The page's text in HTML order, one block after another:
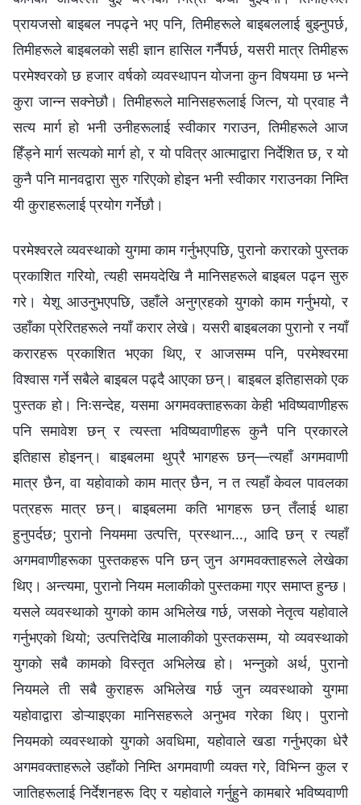
प्रायजसो बाइबल नपढ्ने भए पनि, तिमीहरूले बाइबललाई बुझ्नुपर्छ,
तिमीहरूले बाइबलको सही ज्ञान हासिल गर्नैपर्छ, यसरी मात्र तिमीहरू
परमेश्‍वरको छ हजार वर्षको व्यवस्थापन योजना कुन विषयमा छ भन्‍ने
कुरा जान्न सक्नेछौ। तिमीहरूले मानिसहरूलाई जित्न, यो प्रवाह नै
सत्य मार्ग हो भनी उनीहरूलाई स्वीकार गराउन, तिमीहरूले आज
हिँड्ने मार्ग सत्यको मार्ग हो, र यो पवित्र आत्माद्वारा निर्देशित छ, र यो
कुनै पनि मानवद्वारा सुरु गरिएको होइन भनी स्वीकार गराउनका निम्ति
यी कुराहरूलाई प्रयोग गर्नेछौ।
परमेश्‍वरले व्यवस्थाको युगमा काम गर्नुभएपछि, पुरानो करारको पुस्तक
प्रकाशित गरियो, त्यही समयदेखि नै मानिसहरूले बाइबल पढ्न सुरु
गरे। येशू आउनुभएपछि, उहाँले अनुग्रहको युगको काम गर्नुभयो, र
उहाँका प्रेरितहरूले नयाँ करार लेखे। यसरी बाइबलका पुरानो र नयाँ
करारहरू प्रकाशित भएका थिए, र आजसम्म पनि, परमेश्‍वरमा
विश्‍वास गर्ने सबैले बाइबल पढ्दै आएका छन्। बाइबल इतिहासको एक
पुस्तक हो। निःसन्देह, यसमा अगमवक्ताहरूका केही भविष्यवाणीहरू
पनि समावेश छन् र त्यस्ता भविष्यवाणीहरू कुनै पनि प्रकारले
इतिहास होइनन्। बाइबलमा थुप्रै भागहरू छन्—त्यहाँ अगमवाणी
मात्र छैन, वा यहोवाको काम मात्र छैन, न त त्यहाँ केवल पावलका
पत्रहरू मात्र छन्। बाइबलमा कति भागहरू छन् तँलाई थाहा
हुनुपर्दछ; पुरानो नियममा उत्पत्ति, प्रस्थान…, आदि छन् र त्यहाँ
अगमवाणीहरूका पुस्तकहरू पनि छन् जुन अगमवक्ताहरूले लेखेका
थिए। अन्त्यमा, पुरानो नियम मलाकीको पुस्तकमा गएर समाप्त हुन्छ।
यसले व्यवस्थाको युगको काम अभिलेख गर्छ, जसको नेतृत्व यहोवाले
गर्नुभएको थियो; उत्पत्तिदेखि मालाकीको पुस्तकसम्म, यो व्यवस्थाको
युगको सबै कामको विस्तृत अभिलेख हो। भन्नुको अर्थ, पुरानो
नियमले ती सबै कुराहरू अभिलेख गर्छ जुन व्यवस्थाको युगमा
यहोवाद्वारा डोऱ्याइएका मानिसहरूले अनुभव गरेका थिए। पुरानो
नियमको व्यवस्थाको युगको अवधिमा, यहोवाले खडा गर्नुभएका धेरै
अगमवक्ताहरूले उहाँको निम्ति अगमवाणी व्यक्त गरे, विभिन्न कुल र
जातिहरूलाई निर्देशनहरू दिए र यहोवाले गर्नुहुने कामबारे भविष्यवाणी